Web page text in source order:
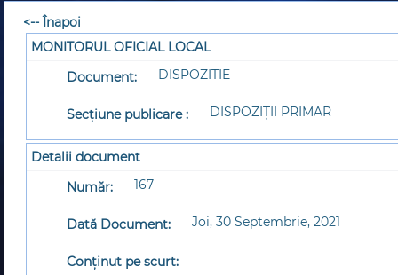
<-- Înapoi
MONITORUL OFICIAL LOCAL
Document:
DISPOZITIE
Secțiune publicare : DISPOZIȚII PRIMAR
Detalii document
Număr:
167
Dată Document: Joi, 30 Septembrie, 2021
Conținut pe scurt: